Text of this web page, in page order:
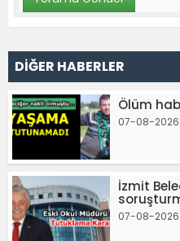
DİĞER HABERLER
Ölüm
07-08-
İzmit
07-08-